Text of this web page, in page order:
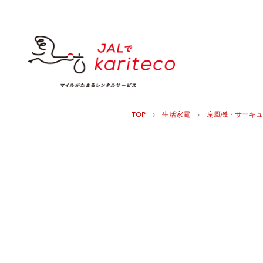
TOP › 生活家電 › 扇風機・サーキ